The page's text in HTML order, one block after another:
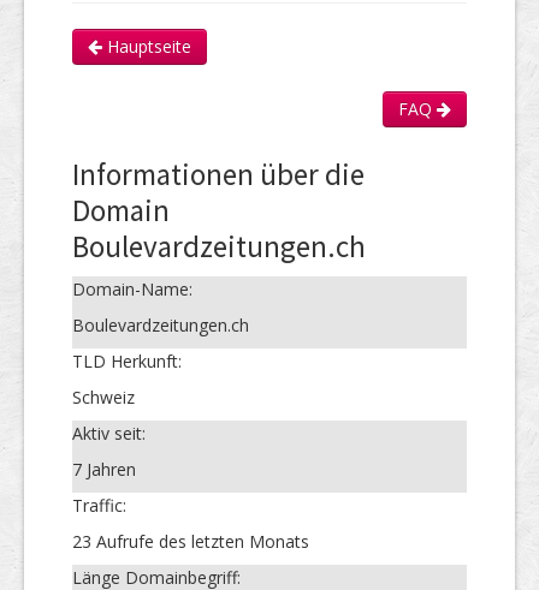
Hauptseite
FAQ
Informationen über die
Domain
Boulevardzeitungen.ch
Domain-Name:
Boulevardzeitungen.ch
TLD Herkunft:
Schweiz
Aktiv seit:
7 Jahren
Traffic:
23 Aufrufe des letzten Monats
Länge Domainbegriff: